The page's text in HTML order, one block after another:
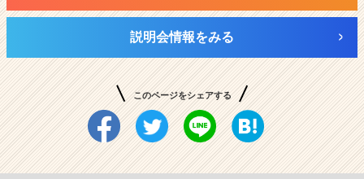
説明会情報をみる
このページをシェアする